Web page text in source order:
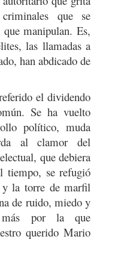
que se
manipulan. Es,
las llamadas a
han abdicado de
el dividendo
Se ha vuelto
político, muda
al clamor del
que debiera
tiempo, se refugió
y la torre de marfil
de ruido, miedo y
más por la que
querido Mario